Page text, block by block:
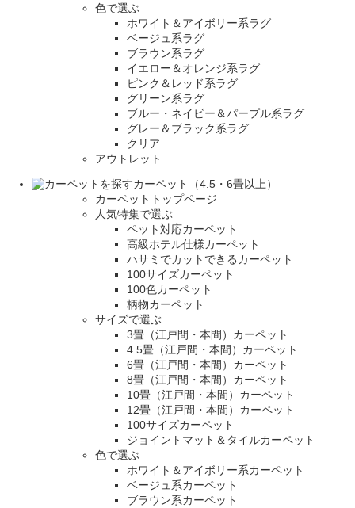
色で選ぶ
ホワイト＆アイボリー系ラグ
ベージュ系ラグ
ブラウン系ラグ
イエロー＆オレンジ系ラグ
ピンク＆レッド系ラグ
グリーン系ラグ
ブルー・ネイビー＆パープル系ラグ
グレー＆ブラック系ラグ
クリア
アウトレット
カーペット（4.5・6畳以上）
カーペットトップページ
人気特集で選ぶ
ペット対応カーペット
高級ホテル仕様カーペット
ハサミでカットできるカーペット
100サイズカーペット
100色カーペット
柄物カーペット
サイズで選ぶ
3畳（江戸間・本間）カーペット
4.5畳（江戸間・本間）カーペット
6畳（江戸間・本間）カーペット
8畳（江戸間・本間）カーペット
10畳（江戸間・本間）カーペット
12畳（江戸間・本間）カーペット
100サイズカーペット
ジョイントマット＆タイルカーペット
色で選ぶ
ホワイト＆アイボリー系カーペット
ベージュ系カーペット
ブラウン系カーペット